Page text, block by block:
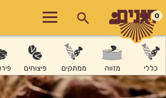
0
כללי מזווה ממתקים פיצוחים